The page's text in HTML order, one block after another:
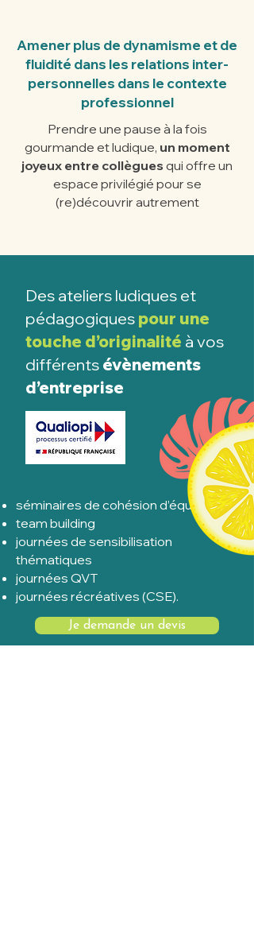
Amener plus de dynamisme et de
fluidité dans les relations inter-
personnelles dans le contexte
professionnel
Prendre une pause à la fois
gourmande et ludique, un moment
joyeux entre collègues qui offre un
espace privilégié pour se
(re)découvrir autrement
Des ateliers ludiques et
pédagogiques pour une
touche d’originalité à vos
différents évènements
d’entreprise
séminaires de cohésion d’équipe
team building
journées de sensibilisation
thématiques
journées QVT
journées récréatives (CSE).
Je demande un devis